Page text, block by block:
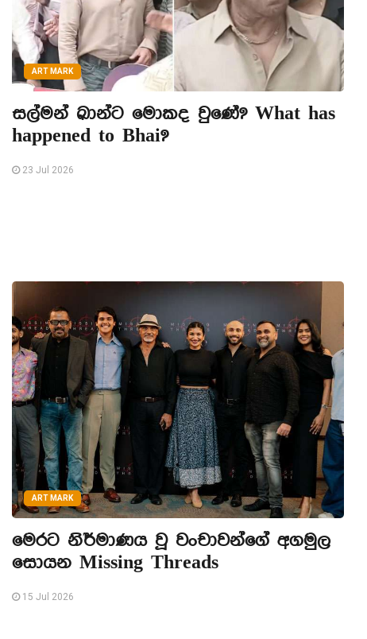
ART MARK
සල්මන් ඛාන්ට මොකද වුණේ? What has
happened to Bhai?
23 Jul 2026
ART MARK
මෙරට නිර්මාණය වූ වංචාවන්ගේ අගමුල
සොයන Missing Threads
15 Jul 2026